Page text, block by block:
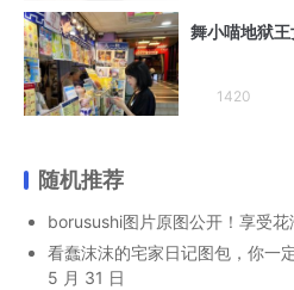
舞小喵地狱
1420
随机推荐
borusushi图片原图公开！享受花
看蠢沫沫的宅家日记图包，你一
5 月 31 日